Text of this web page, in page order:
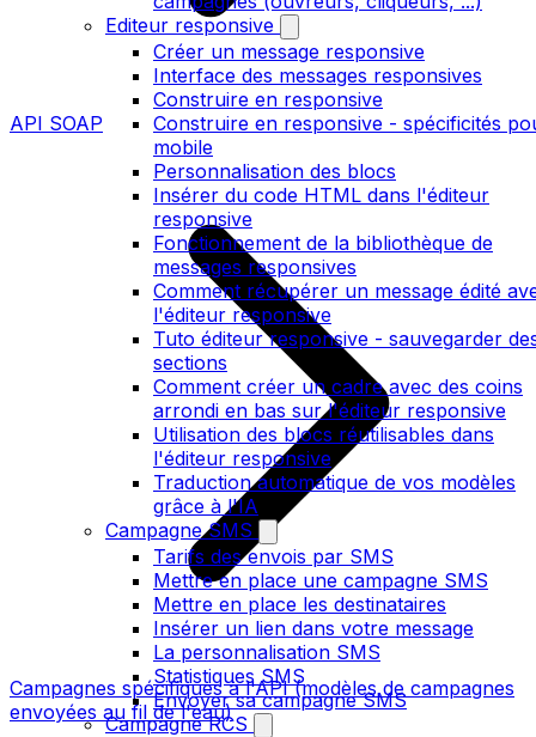
Editeur responsive
Créer un message responsive
Interface des messages responsives
Construire en responsive
Construire en responsive - spécificités
mobile
Personnalisation des blocs
Insérer du code HTML dans l'éditeur
responsive
Fonctionnement de la bibliothèque de
messages responsives
Comment récupérer un message édité
l'éditeur responsive
Tuto éditeur responsive - sauvegarder
sections
Comment créer un cadre avec des coins
arrondi en bas sur l'éditeur responsive
Utilisation des blocs réutilisables dans
l'éditeur responsive
Traduction automatique de vos modèles
grâce à l'IA
Campagne SMS
Tarifs des envois par SMS
Mettre en place une campagne SMS
Mettre en place les destinataires
Insérer un lien dans votre message
La personnalisation SMS
Statistiques SMS
Envoyer sa campagne SMS
Campagne RCS
API SOAP
Campagnes spécifiques à l'API (modèles de campagnes
envoyées au fil de l'eau)